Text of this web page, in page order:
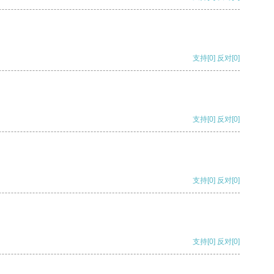
支持[0] 反对[0]
支持[0] 反对[0]
支持[0] 反对[0]
支持[0] 反对[0]